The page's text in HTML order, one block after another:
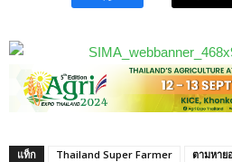
แท็ก Thailand Super Farmer
ตามหาย